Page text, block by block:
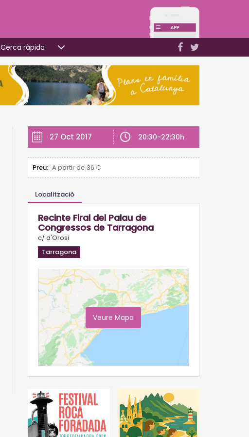
Cerca ràpida
27 Oct 2017 20:30-22:30h
Preu: A partir de 36 €
Localització
Recinte Firal del Palau de
Congressos de Tarragona
c/ d'Orosi
Tarragona
Veure Mapa